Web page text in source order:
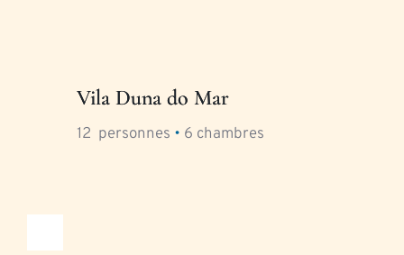
Vila Duna do Mar
12
  personnes
• 6 chambres